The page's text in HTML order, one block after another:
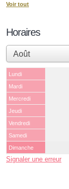
Voir tout
Horaires
Lundi
Mardi
Mercredi
Jeudi
Vendredi
Samedi
Dimanche
Signaler une erreur